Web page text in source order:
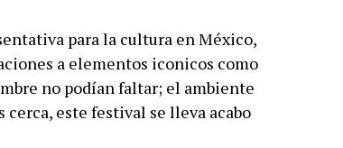
para la cultura en México,
a elementos iconicos como
no podían faltar; el ambiente
este festival se lleva acabo